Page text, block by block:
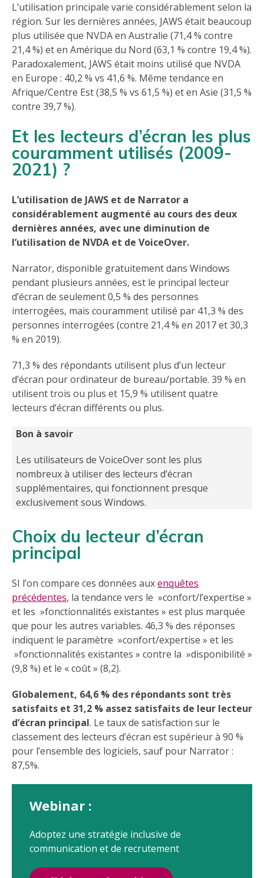
L’utilisation principale varie considérablement selon la
région. Sur les dernières années, JAWS était beaucoup
plus utilisée que NVDA en Australie (71,4 % contre
21,4 %) et en Amérique du Nord (63,1 % contre 19,4 %).
Paradoxalement, JAWS était moins utilisé que NVDA
en Europe : 40,2 % vs 41,6 %. Même tendance en
Afrique/Centre Est (38,5 % vs 61,5 %) et en Asie (31,5 %
contre 39,7 %).
Et les lecteurs d’écran les plus
couramment utilisés (2009-
2021) ?
L’utilisation de JAWS et de Narrator a
considérablement augmenté au cours des deux
dernières années, avec une diminution de
l’utilisation de NVDA et de VoiceOver.
Narrator, disponible gratuitement dans Windows
pendant plusieurs années, est le principal lecteur
d’écran de seulement 0,5 % des personnes
interrogées, mais couramment utilisé par 41,3 % des
personnes interrogées (contre 21,4 % en 2017 et 30,3
% en 2019).
71,3 % des répondants utilisent plus d’un lecteur
d’écran pour ordinateur de bureau/portable. 39 % en
utilisent trois ou plus et 15,9 % utilisent quatre
lecteurs d’écran différents ou plus.
Bon à savoir
Les utilisateurs de VoiceOver sont les plus
nombreux à utiliser des lecteurs d’écran
supplémentaires, qui fonctionnent presque
exclusivement sous Windows.
Choix du lecteur d’écran
principal
SI l’on compare ces données auxenquêtes
précédentes, la tendance vers le »confort/l’expertise »
et les »fonctionnalités existantes » est plus marquée
que pour les autres variables. 46,3 % des réponses
indiquent le paramètre »confort/expertise » et les
»fonctionnalités existantes » contre la »disponibilité »
(9,8 %) et le « coût » (8,2).
Globalement, 64,6 % des répondants sont très
satisfaits et 31,2 % assez satisfaits de leur lecteur
d’écran principal. Le taux de satisfaction sur le
classement des lecteurs d’écran est supérieur à 90 %
pour l’ensemble des logiciels, sauf pour Narrator :
87,5%.
Webinar :
Adoptez une stratégie inclusive de
communication et de recrutement